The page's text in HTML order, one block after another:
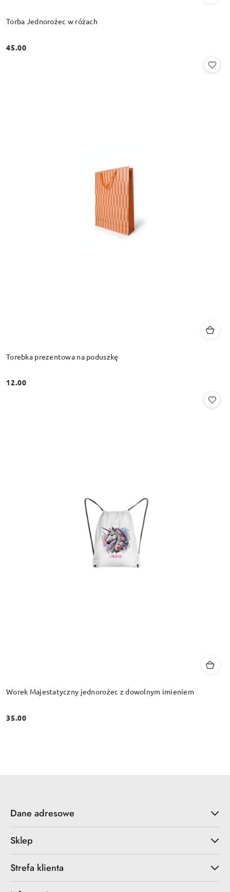
Torba Jednorożec w różach
Cena:
45.00
Torebka prezentowa na poduszkę
Cena:
12.00
Worek Majestatyczny jednorożec z dowolnym imieniem
Cena:
35.00
Dane adresowe
Sklep
Strefa klienta